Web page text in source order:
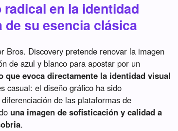
en la identidad
de su esencia clásica
Bros. Discovery pretende renovar la imagen
de azul y blanco para apostar por un
que evoca directamente la identidad visual
casual: el diseño gráfico ha sido
de las plataformas de
una imagen de sofisticación y calidad a
.